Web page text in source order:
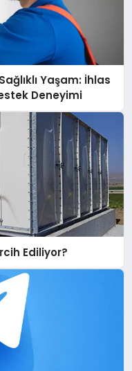
Yaşam: İhlas
Deneyimi
Ediliyor?